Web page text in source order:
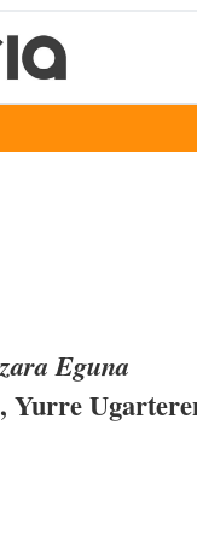
Eguna
Yurre